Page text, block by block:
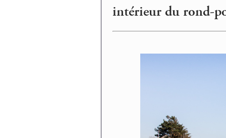
intérieur du rond-